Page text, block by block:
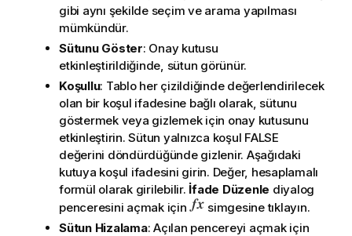
gibi aynı şekilde seçim ve arama yapılması
mümkündür.
Sütunu Göster: Onay kutusu
etkinleştirildiğinde, sütun görünür.
Koşullu: Tablo her çizildiğinde değerlendirilecek
olan bir koşul ifadesine bağlı olarak, sütunu
göstermek veya gizlemek için onay kutusunu
etkinleştirin. Sütun yalnızca koşul FALSE
değerini döndürdüğünde gizlenir. Aşağıdaki
kutuya koşul ifadesini girin. Değer, hesaplamalı
formül olarak girilebilir. İfade Düzenle diyalog
penceresini açmak için
simgesine tıklayın.
Sütun Hizalama: Açılan pencereyi açmak için